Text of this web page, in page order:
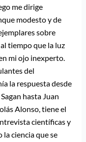
me dirige
modesto y de
sobre
tiempo que la luz
mi ojo inexperto.
del
la respuesta desde
hasta Juan
Alonso, tiene el
científicas y
ciencia que se